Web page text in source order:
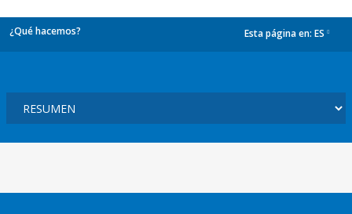
¿Qué hacemos? Esta página en: ES